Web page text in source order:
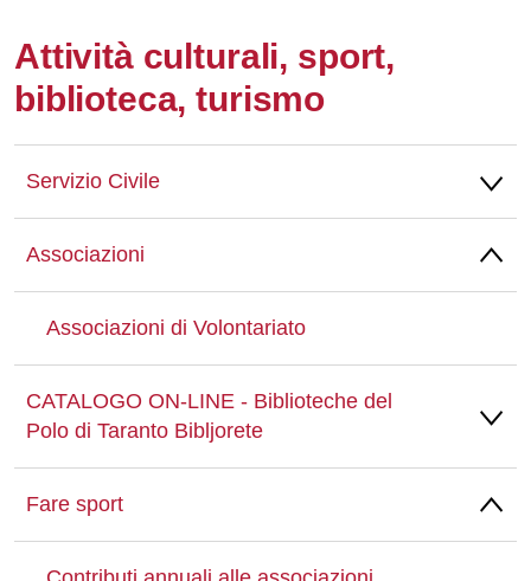
Attività culturali, sport,
biblioteca, turismo
Servizio Civile
Associazioni
Associazioni di Volontariato
CATALOGO ON-LINE - Biblioteche del
Polo di Taranto Bibljorete
Fare sport